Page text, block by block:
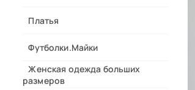
Платья
Футболки.Майки
Женская одежда больших
размеров